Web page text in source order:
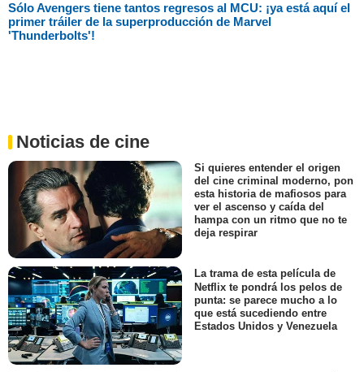
Sólo Avengers tiene tantos regresos al MCU: ¡ya está aquí el
primer tráiler de la superproducción de Marvel
'Thunderbolts'!
Noticias de cine
Si quieres entender el origen
del cine criminal moderno, pon
esta historia de mafiosos para
ver el ascenso y caída del
hampa con un ritmo que no te
deja respirar
La trama de esta película de
Netflix te pondrá los pelos de
punta: se parece mucho a lo
que está sucediendo entre
Estados Unidos y Venezuela